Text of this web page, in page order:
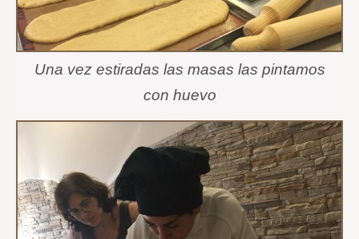
Una vez estiradas las masas las pintamos
con huevo